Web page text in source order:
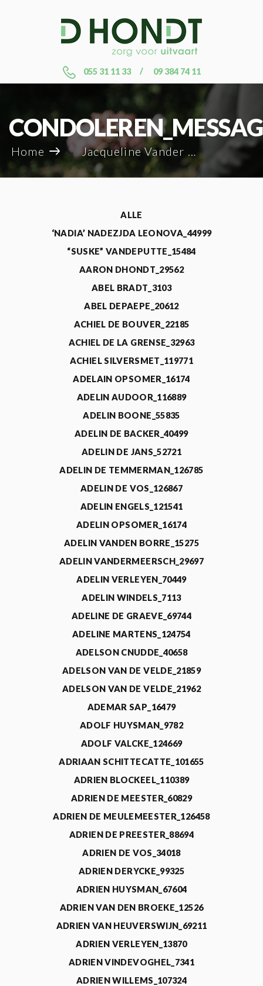
055 31 11 33 09 384 74 11
Home Jacqueline Vander Haeghen_123838
ALLE
‘NADIA’ NADEZJDA LEONOVA_44999
“SUSKE” VANDEPUTTE_15484
AARON DHONDT_29562
ABEL BRADT_3103
ABEL DEPAEPE_20612
ACHIEL DE BOUVER_22185
ACHIEL DE LA GRENSE_32963
ACHIEL SILVERSMET_119771
ADELAIN OPSOMER_16174
ADELIN AUDOOR_116889
ADELIN BOONE_55835
ADELIN DE BACKER_40499
ADELIN DE JANS_52721
ADELIN DE TEMMERMAN_126785
ADELIN DE VOS_126867
ADELIN ENGELS_121541
ADELIN OPSOMER_16174
ADELIN VANDEN BORRE_15275
ADELIN VANDERMEERSCH_29697
ADELIN VERLEYEN_70449
ADELIN WINDELS_7113
ADELINE DE GRAEVE_69744
ADELINE MARTENS_124754
ADELSON CNUDDE_40658
ADELSON VAN DE VELDE_21859
ADELSON VAN DE VELDE_21962
ADEMAR SAP_16479
ADOLF HUYSMAN_9782
ADOLF VALCKE_124669
ADRIAAN SCHITTECATTE_101655
ADRIEN BLOCKEEL_110389
ADRIEN DE MEESTER_60829
ADRIEN DE MEULEMEESTER_126458
ADRIEN DE PREESTER_88694
ADRIEN DE VOS_34018
ADRIEN DERYCKE_99325
ADRIEN HUYSMAN_67604
ADRIEN VAN DEN BROEKE_12526
ADRIEN VAN HEUVERSWIJN_69211
ADRIEN VERLEYEN_13870
ADRIEN VINDEVOGHEL_7341
ADRIEN WILLEMS_107324